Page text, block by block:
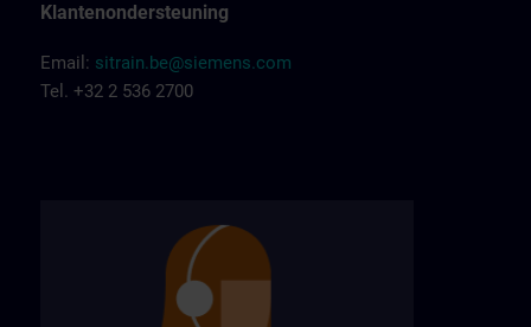
Klantenondersteuning
Email: sitrain.be@siemens.com
Tel. +32 2 536 2700